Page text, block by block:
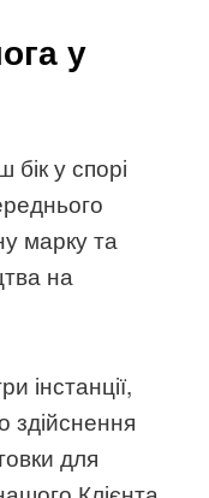
у
у спорі
марку та
на
інстанції,
для